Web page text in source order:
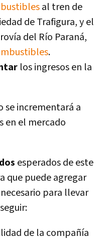
al tren de
de Trafigura, y el
del Rí­o Paraná,
.
los ingresos en la
se incrementará a
en el mercado
esperados de este
que puede agregar
para llevar
de la compañí­a